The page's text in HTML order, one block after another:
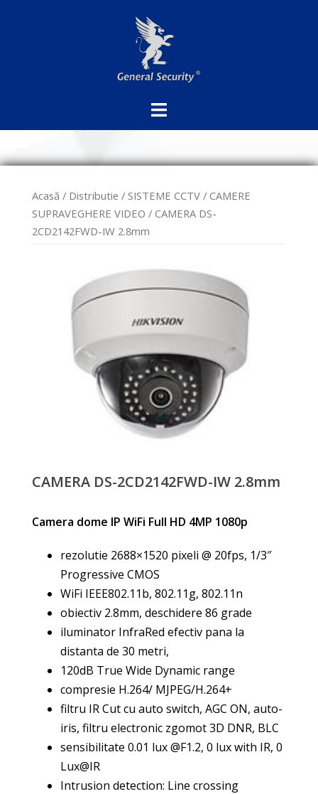
Acasă / Distributie / SISTEME CCTV / CAMERE
SUPRAVEGHERE VIDEO / CAMERA DS-
2CD2142FWD-IW 2.8mm
CAMERA DS-2CD2142FWD-IW 2.8mm
Camera dome IP WiFi Full HD 4MP 1080p
rezolutie 2688×1520 pixeli @ 20fps, 1/3″
Progressive CMOS
WiFi IEEE802.11b, 802.11g, 802.11n
obiectiv 2.8mm, deschidere 86 grade
iluminator InfraRed efectiv pana la
distanta de 30 metri,
120dB True Wide Dynamic range
compresie H.264/ MJPEG/H.264+
filtru IR Cut cu auto switch, AGC ON, auto-
iris, filtru electronic zgomot 3D DNR, BLC
sensibilitate 0.01 lux @F1.2, 0 lux with IR, 0
Lux@IR
Intrusion detection: Line crossing